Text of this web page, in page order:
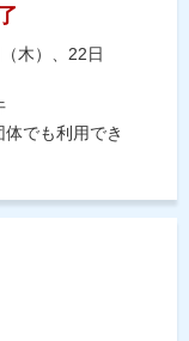
木）、22日
でも利用でき